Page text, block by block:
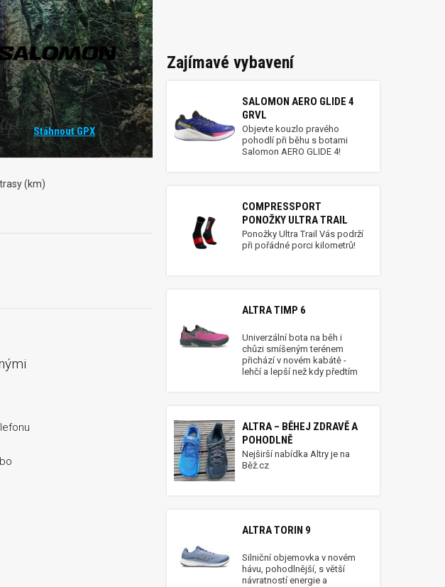
Stáhnout GPX
(km)
Zajímavé vybavení
SALOMON AERO GLIDE 4
GRVL
Objevte kouzlo pravého
pohodlí při běhu s botami
Salomon AERO GLIDE 4!
COMPRESSPORT
PONOŽKY ULTRA TRAIL
Ponožky Ultra Trail Vás podrží
při pořádné porci kilometrů!
ALTRA TIMP 6
Univerzální bota na běh i
chůzi smíšeným terénem
přichází v novém kabátě -
lehčí a lepší než kdy předtím
ALTRA – BĚHEJ ZDRAVĚ A
POHODLNĚ
Nejširší nabídka Altry je na
Běž.cz
ALTRA TORIN 9
Silniční objemovka v novém
hávu, pohodlnější, s větší
návratností energie a